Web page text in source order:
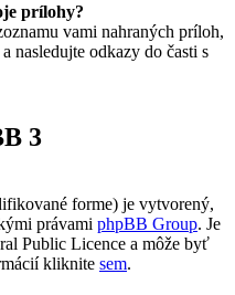
prílohy?
vami nahraných príloh,
nasledujte odkazy do časti s
3
forme) je vytvorený,
právami phpBB Group. Je
Public Licence a môže byť
kliknite sem.